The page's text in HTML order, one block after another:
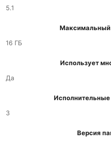
5.1
Максимальный
16 ГБ
Использует
Да
Исполнительные
3
Версия